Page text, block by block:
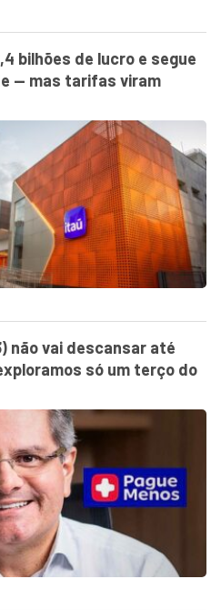
bilhões de lucro e segue
— mas tarifas viram
não vai descansar até
só um terço do